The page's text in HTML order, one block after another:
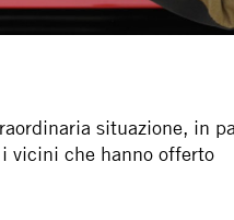
situazione, in
vicini che hanno offerto